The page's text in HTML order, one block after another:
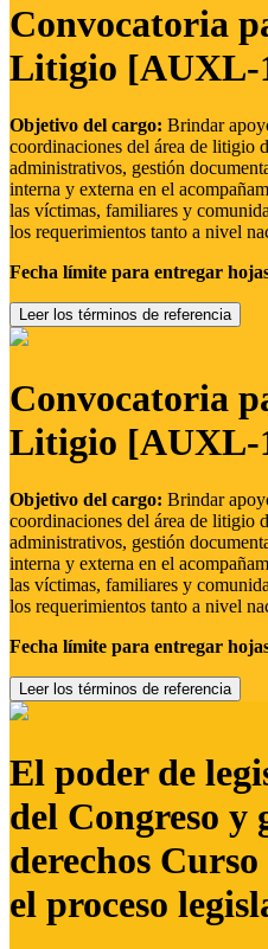
Convocatoria
Litigio [AUXL-
Objetivo del cargo: Brindar
coordinaciones del área de litigio
administrativos, gestión
interna y externa en el
las víctimas, familiares y
los requerimientos tanto a nivel
Fecha límite para entregar
Leer los términos de referencia
Convocatoria
Litigio [AUXL-
Objetivo del cargo: Brindar
coordinaciones del área de litigio
administrativos, gestión
interna y externa en el
las víctimas, familiares y
los requerimientos tanto a nivel
Fecha límite para entregar
Leer los términos de referencia
El poder de
del Congreso y
derechos
el proceso